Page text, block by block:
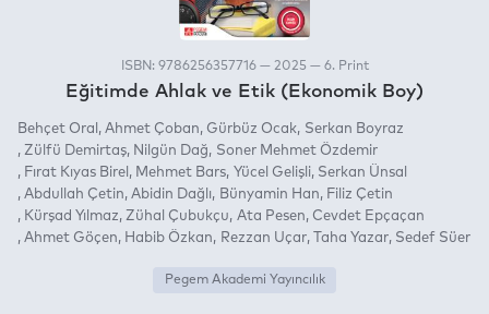
ISBN: 9786256357716 — 2025 — 6. Print
Eğitimde Ahlak ve Etik (Ekonomik Boy)
Behçet Oral Ahmet Çoban Gürbüz Ocak
Serkan Boyraz
Zülfü Demirtaş
Nilgün Dağ
Soner Mehmet Özdemir
Fırat Kıyas Birel
Mehmet Bars Yücel Gelişli Serkan Ünsal
Abdullah Çetin Abidin Dağlı Bünyamin Han
Filiz Çetin
Kürşad Yılmaz Zühal Çubukçu Ata Pesen
Cevdet Epçaçan
Ahmet Göçen
Habib Özkan Rezzan Uçar Taha Yazar Sedef Süer
Pegem Akademi Yayıncılık